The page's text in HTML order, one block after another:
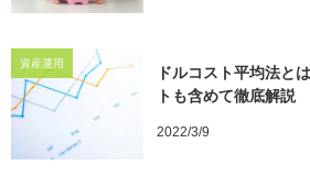
資産運用
ドルコスト平均法と
トも含めて徹底解説
2022/3/9